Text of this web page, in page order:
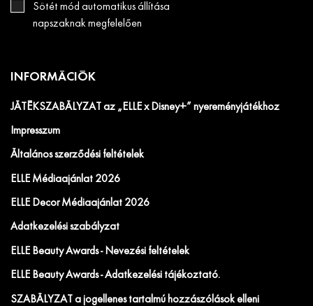
Sötét mód automatikus állítása
napszaknak megfelelően
INFORMÁCIÓK
JÁTÉKSZABÁLYZAT az „ELLE x Disney+” nyereményjátékhoz
Impresszum
Általános szerződési feltételek
ELLE Médiaajánlat 2026
ELLE Decor Médiaajánlat 2026
Adatkezelési szabályzat
ELLE Beauty Awards - Nevezési feltételek
ELLE Beauty Awards - Adatkezelési tájékoztató.
SZABÁLYZAT a jogellenes tartalmú hozzászólások elleni